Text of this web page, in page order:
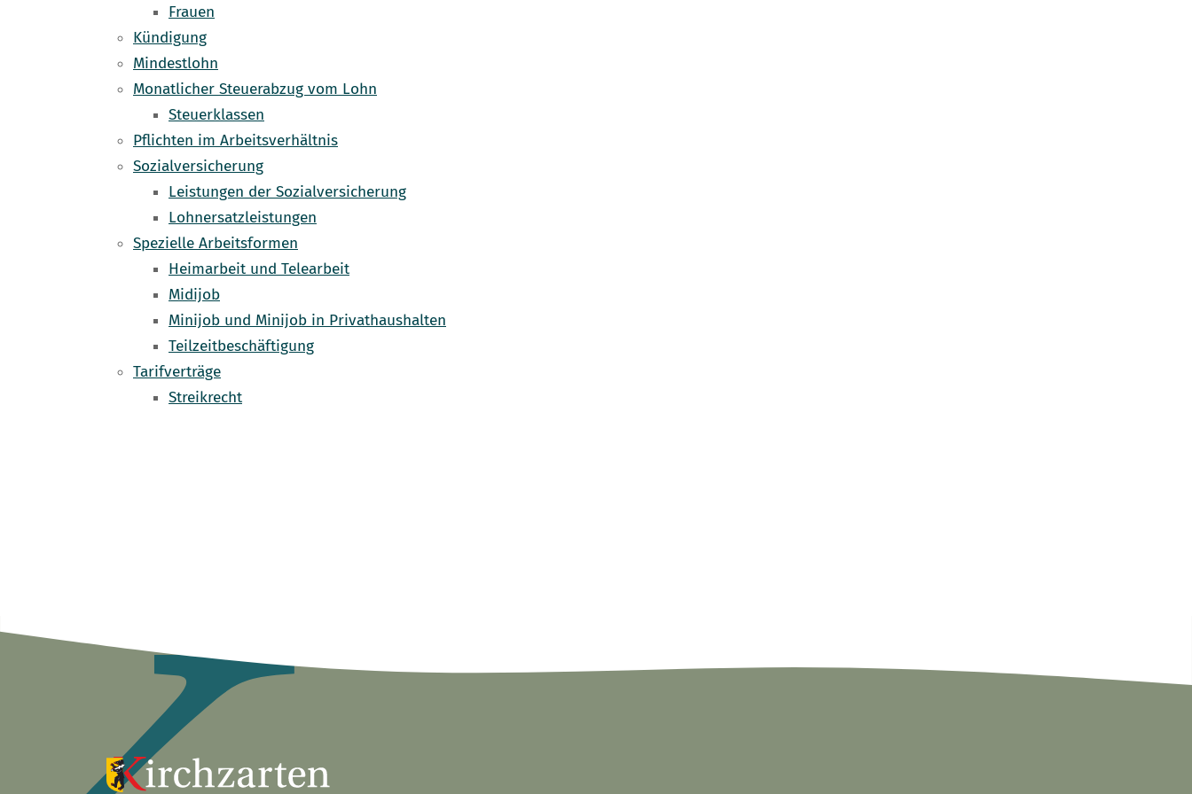
Frauen
Kündigung
Mindestlohn
Monatlicher Steuerabzug vom Lohn
Steuerklassen
Pflichten im Arbeitsverhältnis
Sozialversicherung
Leistungen der Sozialversicherung
Lohnersatzleistungen
Spezielle Arbeitsformen
Heimarbeit und Telearbeit
Midijob
Minijob und Minijob in Privathaushalten
Teilzeitbeschäftigung
Tarifverträge
Streikrecht